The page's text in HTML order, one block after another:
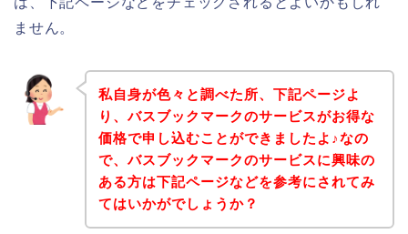
ません。
私自身が色々と調べた所、下記ページよ
り、バスブックマークのサービスがお得な
価格で申し込むことができましたよ♪なの
で、バスブックマークのサービスに興味の
ある方は下記ページなどを参考にされてみ
てはいかがでしょうか？